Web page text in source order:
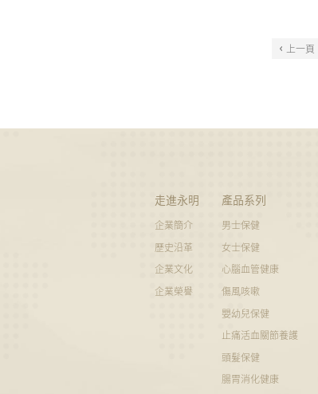
上一頁
走進永明
企業簡介
歷史沿革
企業文化
企業榮譽
產品系列
男士保健
女士保健
心腦血管健康
傷風咳嗽
嬰幼兒保健
止痛活血關節養護
頭髮保健
腸胃消化健康